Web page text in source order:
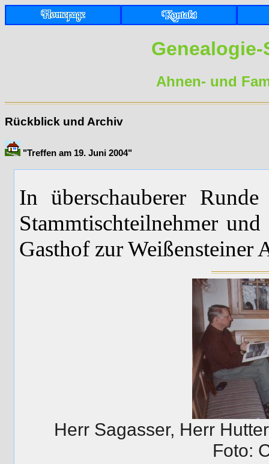
Ahnen- und
Rückblick und Archiv
"Treffen am 19. Juni 2004"
In überschauberer
Stammtischteilnehmer
Gasthof zur Weißensteiner
Herr Sagasser, Herr
Foto: